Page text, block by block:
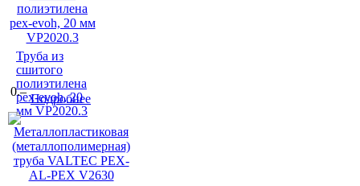
Труба из
сшитого
полиэтилена
pex-evoh, 20
мм VP2020.3
0.–
Подробнее